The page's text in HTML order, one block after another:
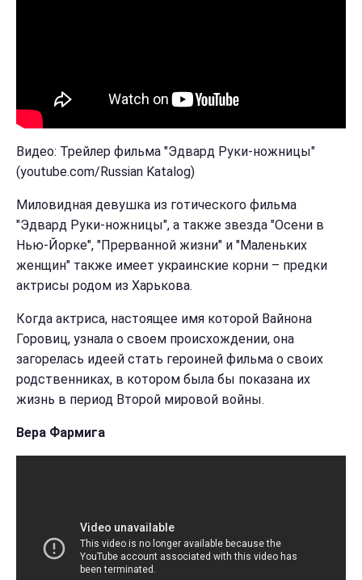
Видео: Трейлер фильма "Эдвард Руки-ножницы"
(youtube.com/Russian Katalog)
Миловидная девушка из готического фильма
"Эдвард Руки-ножницы", а также звезда "Осени в
Нью-Йорке", "Прерванной жизни" и "Маленьких
женщин" также имеет украинские корни – предки
актрисы родом из Харькова.
Когда актриса, настоящее имя которой Вайнона
Горовиц, узнала о своем происхождении, она
загорелась идеей стать героиней фильма о своих
родственниках, в котором была бы показана их
жизнь в период Второй мировой войны.
Вера Фармига